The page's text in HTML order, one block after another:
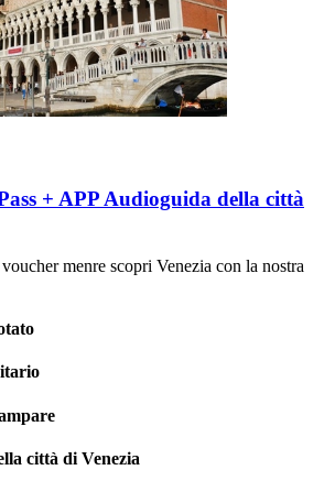
+ APP Audioguida della città
menre scopri Venezia con la nostra
città di Venezia